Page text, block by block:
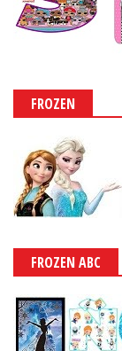
FROZEN
FROZEN ABC